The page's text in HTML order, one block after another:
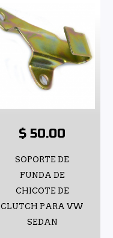
$ 50.00
SOPORTE DE
FUNDA DE
CHICOTE DE
CLUTCH PARA VW
SEDAN